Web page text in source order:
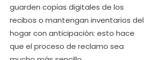
guarden copias digitales de los
recibos o mantengan inventarios del
hogar con anticipación: esto hace
que el proceso de reclamo sea